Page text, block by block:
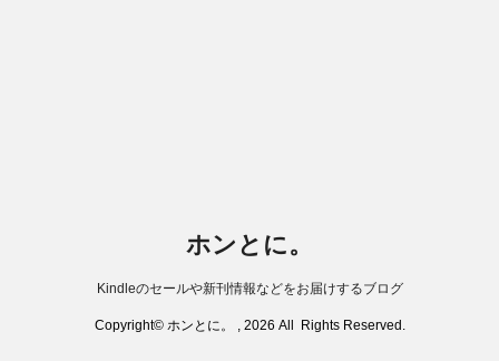
ホンとに。
Kindleのセールや新刊情報などをお届けするブログ
Copyright© ホンとに。 , 2026 All Rights Reserved.